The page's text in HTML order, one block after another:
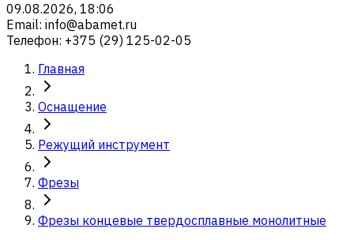
09.08.2026, 18:06
Email: info@abamet.ru
Телефон: +375 (29) 125-02-05
Главная
Оснащение
Режущий инструмент
Фрезы
Фрезы концевые твердосплавные монолитные